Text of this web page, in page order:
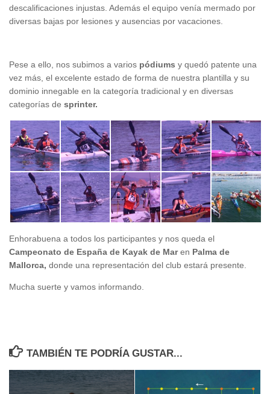
descalificaciones injustas. Además el equipo venía mermado por
diversas bajas por lesiones y ausencias por vacaciones.
Pese a ello, nos subimos a varios pódiums y quedó patente una
vez más, el excelente estado de forma de nuestra plantilla y su
dominio innegable en la categoría tradicional y en diversas
categorías de sprinter.
Enhorabuena a todos los participantes y nos queda el
Campeonato de España de Kayak de Maren Palma de
Mallorca, donde una representación del club estará presente.
Mucha suerte y vamos informando.
TAMBIÉN TE PODRÍA GUSTAR...